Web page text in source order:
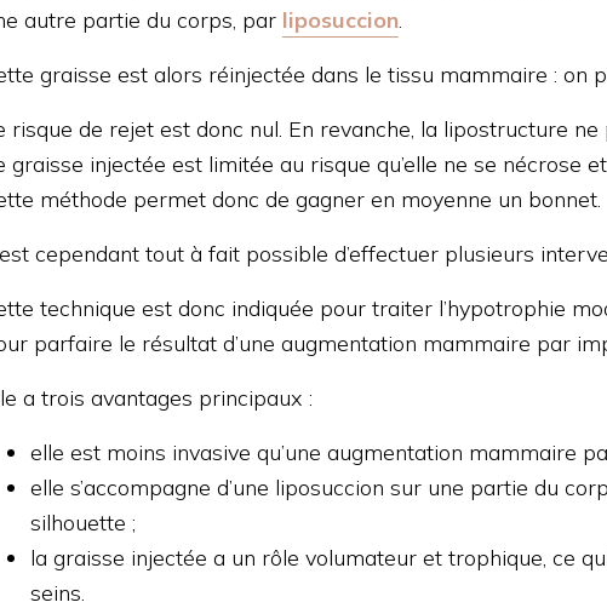
autre partie du corps, par liposuccion.
graisse est alors réinjectée dans le tissu mammaire : on
risque de rejet est donc nul. En revanche, la lipostructure
graisse injectée est limitée au risque qu’elle ne se nécrose
méthode permet donc de gagner en moyenne un bonnet.
cependant tout à fait possible d’effectuer plusieurs
technique est donc indiquée pour traiter l’hypotrophie
parfaire le résultat d’une augmentation mammaire par
a trois avantages principaux :
elle est moins invasive qu’une augmentation mammaire
elle s’accompagne d’une liposuccion sur une partie du
silhouette ;
la graisse injectée a un rôle volumateur et trophique, ce
seins.